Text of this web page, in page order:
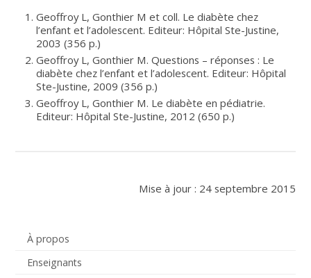
À propos
Enseignants
Geoffroy L, Gonthier M et coll. Le diabète chez
l’enfant et l’adolescent. Editeur: Hôpital Ste-Justine,
2003 (356 p.)
Geoffroy L, Gonthier M. Questions – réponses : Le
diabète chez l’enfant et l’adolescent. Editeur: Hôpital
Ste-Justine, 2009 (356 p.)
Geoffroy L, Gonthier M. Le diabète en pédiatrie.
Editeur: Hôpital Ste-Justine, 2012 (650 p.)
Mise à jour : 24 septembre 2015